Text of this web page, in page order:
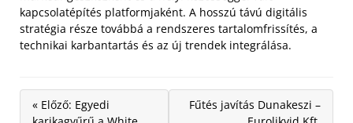
kapcsolatépítés platformjaként. A hosszú távú digitális
stratégia része továbbá a rendszeres tartalomfrissítés, a
technikai karbantartás és az új trendek integrálása.
« Előző: Egyedi
Fűtés javítás Dunakeszi –